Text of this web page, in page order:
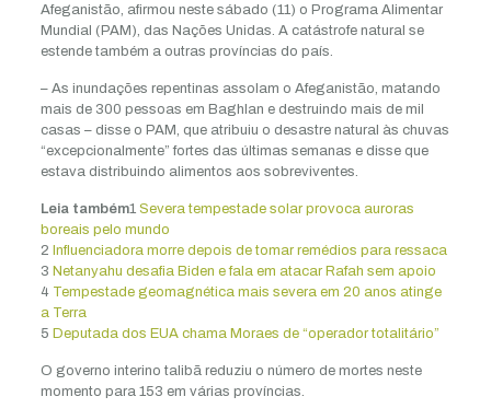
Afeganistão, afirmou neste sábado (11) o Programa Alimentar
Mundial (PAM), das Nações Unidas. A catástrofe natural se
estende também a outras províncias do país.
– As inundações repentinas assolam o Afeganistão, matando
mais de 300 pessoas em Baghlan e destruindo mais de mil
casas – disse o PAM, que atribuiu o desastre natural às chuvas
“excepcionalmente” fortes das últimas semanas e disse que
estava distribuindo alimentos aos sobreviventes.
Leia também1 Severa tempestade solar provoca auroras
boreais pelo mundo
2 Influenciadora morre depois de tomar remédios para ressaca
3 Netanyahu desafia Biden e fala em atacar Rafah sem apoio
4 Tempestade geomagnética mais severa em 20 anos atinge
a Terra
5 Deputada dos EUA chama Moraes de “operador totalitário”
O governo interino talibã reduziu o número de mortes neste
momento para 153 em várias províncias.